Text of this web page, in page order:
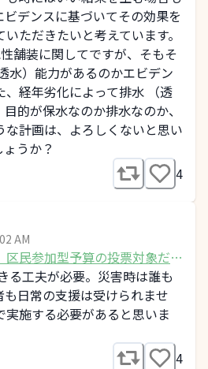
デンスに基づいてその効果を
ただきたいと考えています。
舗装に関してですが、そもそ
水）能力があるのかエビデン
、経年劣化によって排水 （透
的が保水なのか排水なのか、
な計画は、よろしくないと思い
うか？
4
AM
区民参加型予算の投票対象だっ
る工夫が必要。災害時は誰も
日常の支援は受けられませ
施する必要があると思いま
4